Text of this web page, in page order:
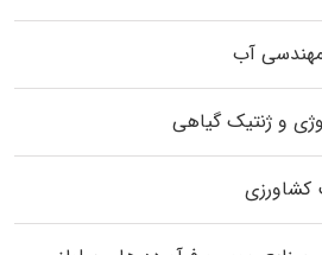
آب
و ژنتیک گیاهی
کشاورزی